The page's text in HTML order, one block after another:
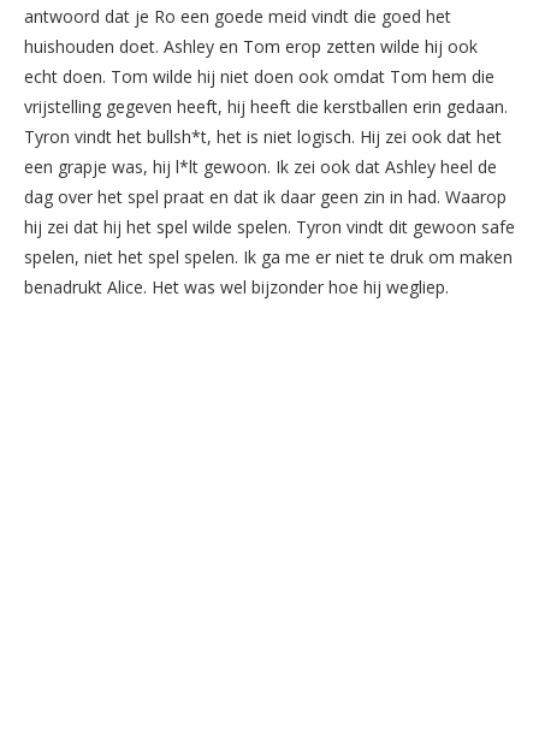
antwoord dat je Ro een goede meid vindt die goed het
huishouden doet. Ashley en Tom erop zetten wilde hij ook
echt doen. Tom wilde hij niet doen ook omdat Tom hem die
vrijstelling gegeven heeft, hij heeft die kerstballen erin gedaan.
Tyron vindt het bullsh*t, het is niet logisch. Hij zei ook dat het
een grapje was, hij l*lt gewoon. Ik zei ook dat Ashley heel de
dag over het spel praat en dat ik daar geen zin in had. Waarop
hij zei dat hij het spel wilde spelen. Tyron vindt dit gewoon safe
spelen, niet het spel spelen. Ik ga me er niet te druk om maken
benadrukt Alice. Het was wel bijzonder hoe hij wegliep.